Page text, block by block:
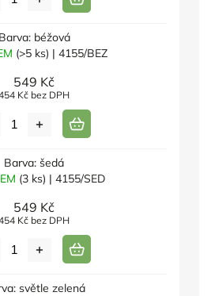
Barva: béžová
(>5 ks) | 4155/BEZ
549 Kč
Kč bez DPH
Barva: šedá
(3 ks) | 4155/SED
549 Kč
Kč bez DPH
světle zelená